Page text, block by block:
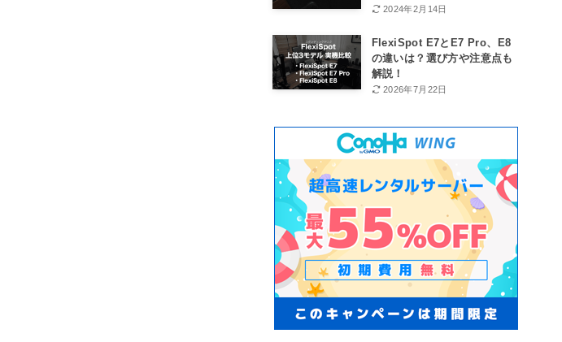
2024年2月14日
FlexiSpot E7とE7 Pro、E8
の違いは？選び方や注意点も
解説！
2026年7月22日